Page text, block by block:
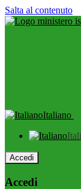
Salta al contenuto
Italiano
Accedi
Accedi